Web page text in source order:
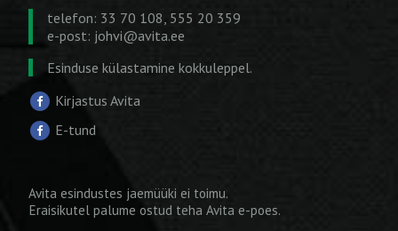
telefon: 33 70 108, 555 20 359
e-post: johvi@avita.ee
Esinduse külastamine kokkuleppel.
Kirjastus Avita
E-tund
Avita esindustes jaemüüki ei toimu.
Eraisikutel palume ostud teha Avita e-poes.